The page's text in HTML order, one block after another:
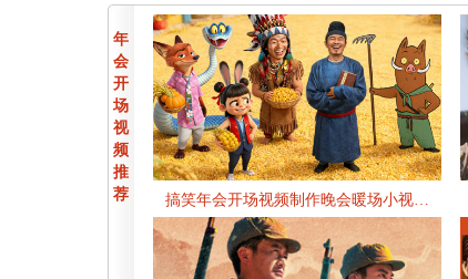
年
会
开
场
视
频
推
荐
搞笑年会开场视频制作晚会暖场小视…